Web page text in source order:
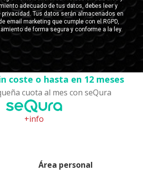
coste o hasta en 12 meses
cuota al mes con seQura
+info
Área personal